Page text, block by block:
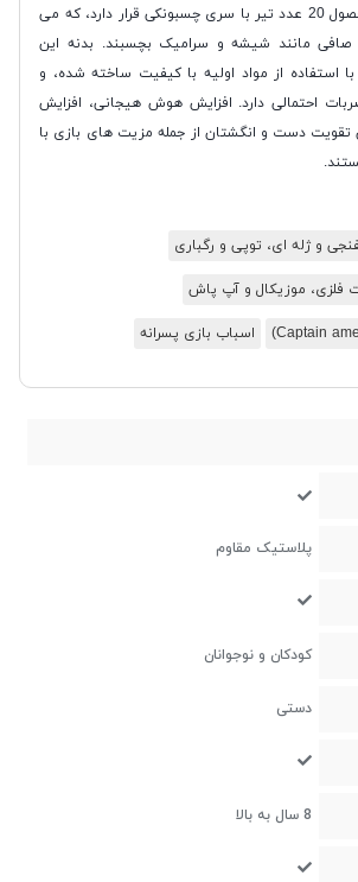
در بسته بندی این محصول 20 عدد تیر با سری چسبونکی قرار دارد، که می
صافی مانند شیشه و سرامیک بچسبند. بدنه این
با استفاده از مواد اولیه با کیفیت ساخته شده، و
ضربات احتمالی دارد. افزایش هوش هیجانی، افزایش
دست و انگشتان از جمله مزیت های بازی با
و ژله ای، توپی و رگباری
فلزی، موزیکال و آپ پاش
اسباب بازی پسرانه
پلاستیک مقاوم
کودکان و نوجوانان
دستی
8 سال به بالا